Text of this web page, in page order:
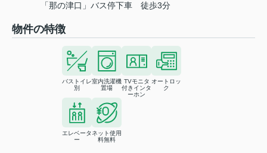
「那の津口」バス停下車 徒歩3分
物件の特徴
バストイレ
別
室内洗濯機
置場
TVモニタ
付きインタ
ーホン
オートロッ
ク
エレベータ
ー
ネット使用
料無料